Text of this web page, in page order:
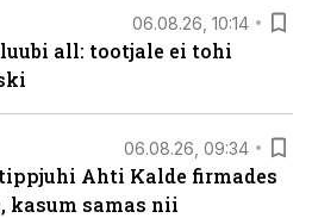
06.08.26, 10:14
all: tootjale ei tohi
06.08.26, 09:34
Ahti Kalde firmades
samas nii